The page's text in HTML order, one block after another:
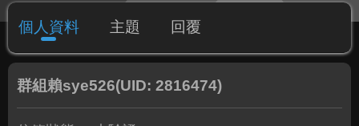
個人資料 主題 回覆
群組賴sye526(UID: 2816474)